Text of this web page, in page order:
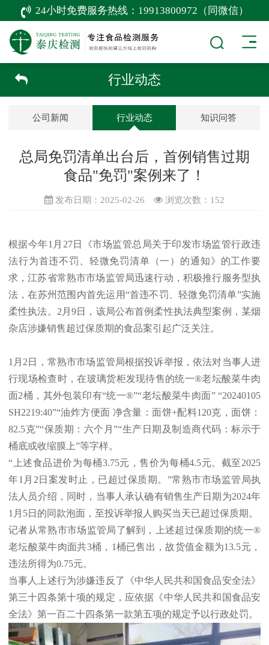
24小时免费服务热线： 19913800972（同微信）
行业动态
公司新闻 行业动态 知识问答
总局免罚清单出台后，首例销售过期
食品"免罚"案例来了！
发布日期：2025-02-26 浏览次数： 152
根据今年1月27日《市场监管总局关于印发市场监管行政违
法行为首违不罚、轻微免罚清单（一）的通知》的工作要
求，江苏省常熟市市场监管局迅速行动，积极推行服务型执
法，在苏州范围内首先运用“首违不罚、轻微免罚清单”实施
柔性执法。2月9日，该局公布首例柔性执法典型案例，某烟
杂店涉嫌销售超过保质期的食品案引起广泛关注。
1月2日，常熟市市场监管局根据投诉举报，依法对当事人进
行现场检查时，在玻璃货柜发现待售的统一®老坛酸菜牛肉
面2桶，其外包装印有“统一®”“老坛酸菜牛肉面” “20240105
SH2219:40”“油炸方便面 净含量：面饼+配料120克，面饼：
82.5克”“保质期：六个月”“生产日期及制造商代码：标示于
桶底或收缩膜上”等字样。
“上述食品进价为每桶3.75元，售价为每桶4.5元。截至2025
年1月2日案发时止，已超过保质期。”常熟市市场监管局执
法人员介绍，同时，当事人承认确有销售生产日期为2024年
1月5日的同款泡面，至投诉举报人购买当天已超过保质期。
记者从常熟市市场监管局了解到，上述超过保质期的统一®
老坛酸菜牛肉面共3桶，1桶已售出，故货值金额为13.5元，
违法所得为0.75元。
当事人上述行为涉嫌违反了《中华人民共和国食品安全法》
第三十四条第十项的规定，应依据《中华人民共和国食品安
全法》第一百二十四条第一款第五项的规定予以行政处罚。